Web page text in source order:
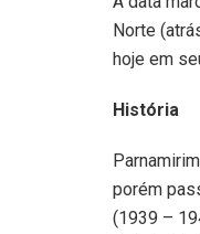
Norte
hoje em
História
porém
(1939 –